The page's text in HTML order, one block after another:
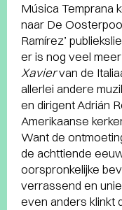
Música Temprana
naar De
Ramírez’
er is nog veel
Xaviervan de
allerlei andere
en dirigent Adrián
Amerikaanse
Want de
de achttiende
oorspronkelijke
verrassend en
even anders klinkt